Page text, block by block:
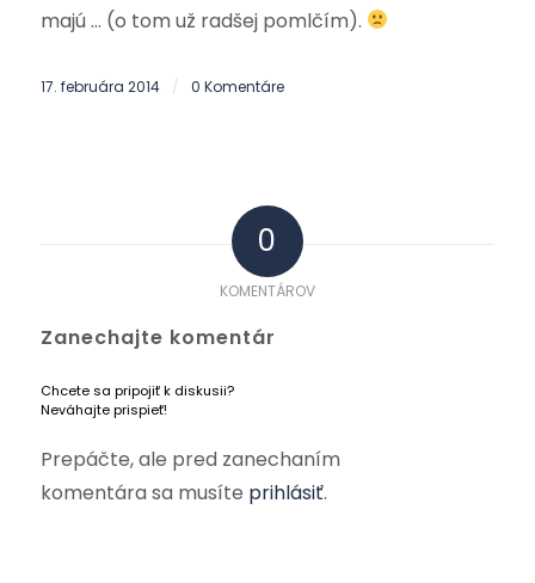
majú … (o tom už radšej pomlčím).
17. februára 2014 / 0 Komentáre
0
KOMENTÁROV
Zanechajte komentár
Chcete sa pripojiť k diskusii?
Neváhajte prispieť!
Prepáčte, ale pred zanechaním
komentára sa musíte prihlásiť.